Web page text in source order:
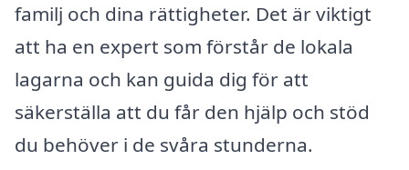
familj och dina rättigheter. Det är viktigt
att ha en expert som förstår de lokala
lagarna och kan guida dig för att
säkerställa att du får den hjälp och stöd
du behöver i de svåra stunderna.